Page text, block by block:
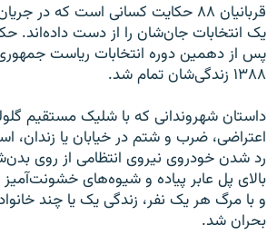
قربانیان ۸۸ حکایت کسانی است که در
یک انتخابات جان‌شان را از دست داده‌اند.
پس از دهمین دوره انتخابات ریاست جمهوری
۱۳۸۸ زندگی‌شان تمام شد.
داستان شهروندانی که با شلیک مستقیم
اعتراضی، ضرب و شتم در خیابان یا زندان،
رد شدن خودروی نیروی انتظامی از روی
بالای پل عابر پیاده و شیوه‌های
و با مرگ هر یک نفر، زندگی یک یا چند
بحران شد.